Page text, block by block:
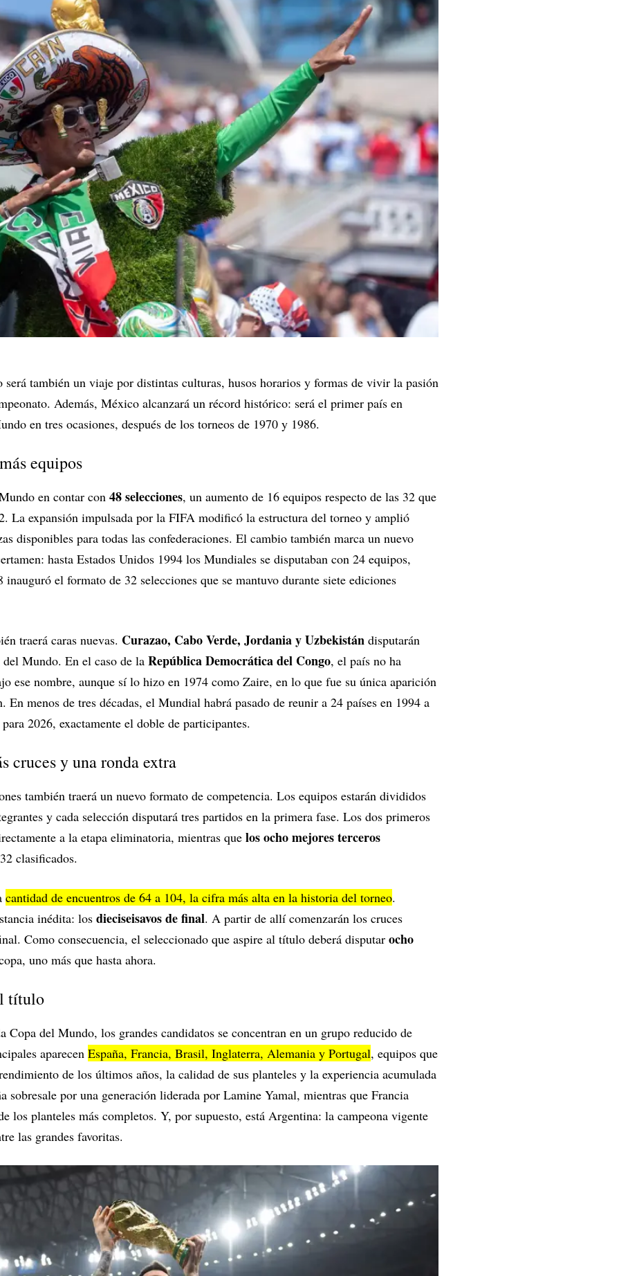
será también un viaje por distintas culturas, husos horarios y formas de vivir la pasión
Además, México alcanzará un récord histórico: será el primer país en
en tres ocasiones, después de los torneos de 1970 y 1986.
equipos
en contar con 48 selecciones, un aumento de 16 equipos respecto de las 32 que
La expansión impulsada por la FIFA modificó la estructura del torneo y amplió
disponibles para todas las confederaciones. El cambio también marca un nuevo
hasta Estados Unidos 1994 los Mundiales se disputaban con 24 equipos,
inauguró el formato de 32 selecciones que se mantuvo durante siete ediciones
traerá caras nuevas. Curazao, Cabo Verde, Jordania y Uzbekistán disputarán
Mundo. En el caso de la República Democrática del Congo, el país no ha
ese nombre, aunque sí lo hizo en 1974 como Zaire, en lo que fue su única aparición
En menos de tres décadas, el Mundial habrá pasado de reunir a 24 países en 1994 a
2026, exactamente el doble de participantes.
cruces y una ronda extra
también traerá un nuevo formato de competencia. Los equipos estarán divididos
y cada selección disputará tres partidos en la primera fase. Los dos primeros
a la etapa eliminatoria, mientras que los ocho mejores terceros
clasificados.
cantidad de encuentros de 64 a 104, la cifra más alta en la historia del torneo.
inédita: los dieciseisavos de final. A partir de allí comenzarán los cruces
Como consecuencia, el seleccionado que aspire al título deberá disputar ocho
uno más que hasta ahora.
título
Copa del Mundo, los grandes candidatos se concentran en un grupo reducido de
aparecen España, Francia, Brasil, Inglaterra, Alemania y Portugal, equipos que
de los últimos años, la calidad de sus planteles y la experiencia acumulada
sobresale por una generación liderada por Lamine Yamal, mientras que Francia
los planteles más completos. Y, por supuesto, está Argentina: la campeona vigente
las grandes favoritas.